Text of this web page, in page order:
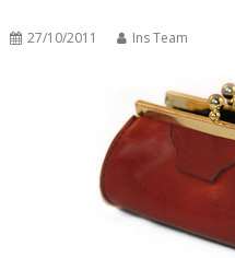
27/10/2011 Ins Team